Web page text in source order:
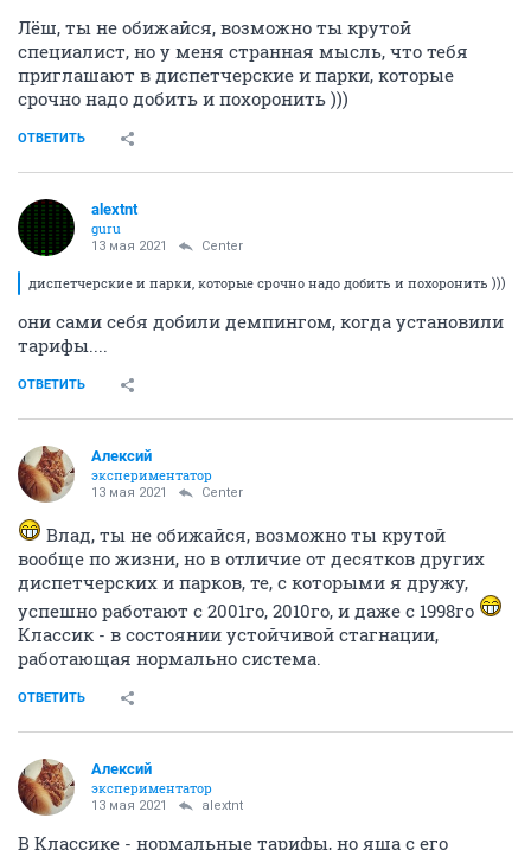
Лёш, ты не обижайся, возможно ты крутой
специалист, но у меня странная мысль, что тебя
приглашают в диспетчерские и парки, которые
срочно надо добить и похоронить )))
ОТВЕТИТЬ
alextnt
guru
13 мая 2021 Center
диспетчерские и парки, которые срочно надо добить и похоронить )))
они сами себя добили демпингом, когда установили
тарифы....
ОТВЕТИТЬ
Алексий
экспериментатор
13 мая 2021 Center
Влад, ты не обижайся, возможно ты крутой
вообще по жизни, но в отличие от десятков других
диспетчерских и парков, те, с которыми я дружу,
успешно работают с 2001го, 2010го, и даже с 1998го
Классик - в состоянии устойчивой стагнации,
работающая нормально система.
ОТВЕТИТЬ
Алексий
экспериментатор
13 мая 2021 alextnt
В Классике - нормальные тарифы, но яша с его